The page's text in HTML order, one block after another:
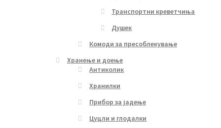
Транспортни креветчиња
Душек
Комоди за пресоблекување
Хранење и доење
Антиколик
Хранилки
Прибор за јадење
Цуцли и глодалки